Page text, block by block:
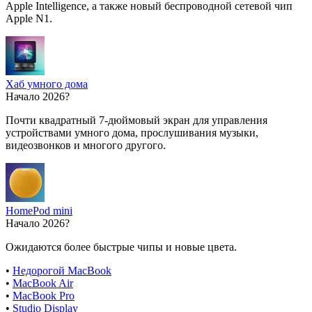
Apple Intelligence, а также новый беспроводной сетевой чип
Apple N1.
Хаб умного дома
Начало 2026?
Почти квадратный 7-дюймовый экран для управления
устройствами умного дома, прослушивания музыки,
видеозвонков и многого другого.
HomePod mini
Начало 2026?
Ожидаются более быстрые чипы и новые цвета.
• Недорогой MacBook
• MacBook Air
• MacBook Pro
• Studio Display